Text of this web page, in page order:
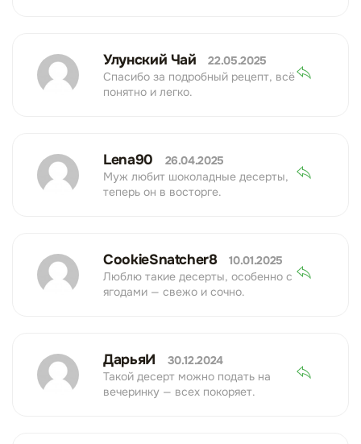
Улунский Чай
22.05.2025
Спасибо за подробный рецепт, всё
понятно и легко.
Lena90
26.04.2025
Муж любит шоколадные десерты,
теперь он в восторге.
CookieSnatcher8
10.01.2025
Люблю такие десерты, особенно с
ягодами — свежо и сочно.
ДарьяИ
30.12.2024
Такой десерт можно подать на
вечеринку — всех покоряет.